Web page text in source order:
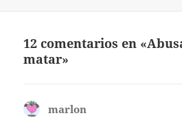
12 comentarios en
matar»
marlon